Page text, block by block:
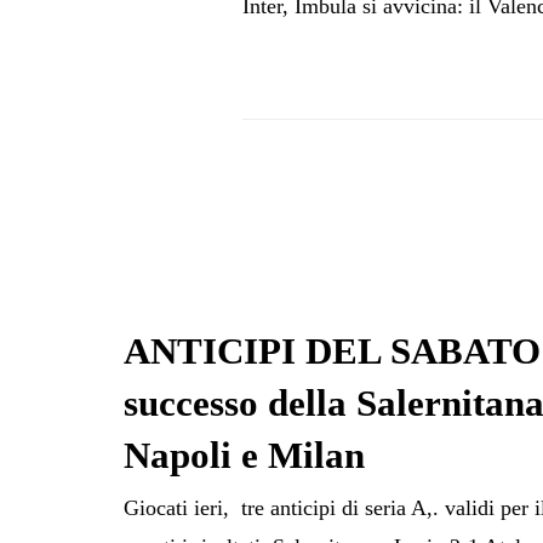
Inter, Imbula si avvicina: il
ANTICIPI DEL
successo della
Napoli e Milan
Giocati ieri, tre anticipi di seria A,. validi per